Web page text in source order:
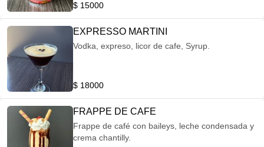
$ 15000
EXPRESSO MARTINI
Vodka, expreso, licor de cafe, Syrup.
$ 18000
FRAPPE DE CAFE
Frappe de café con baileys, leche condensada y
crema chantilly.